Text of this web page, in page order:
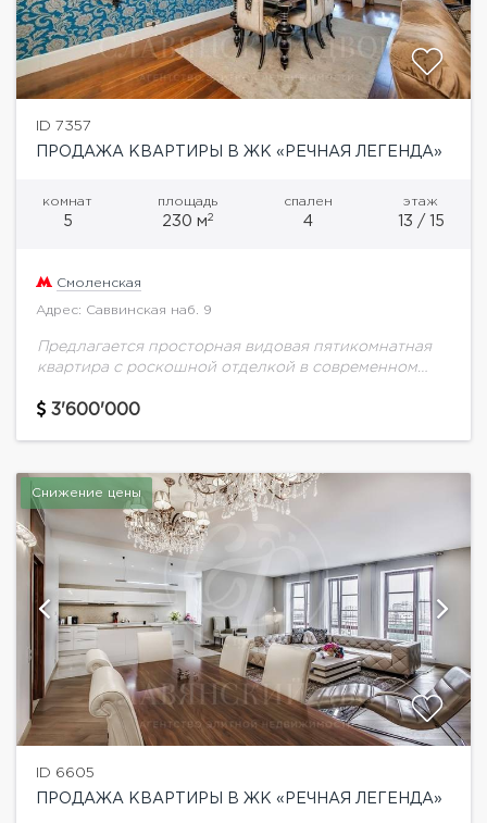
ID 7357
ПРОДАЖА КВАРТИРЫ В ЖК «РЕЧНАЯ ЛЕГЕНДА»
комнат
5
площадь
230 м2
спален
4
этаж
13 / 15
Смоленская
Адрес: Саввинская наб. 9
Предлагается просторная видовая пятикомнатная
квартира с роскошной отделкой в современном
13 этаже элитного жилого дома. Функциональная
3'600'000
Снижение цены
ID 6605
ПРОДАЖА КВАРТИРЫ В ЖК «РЕЧНАЯ ЛЕГЕНДА»